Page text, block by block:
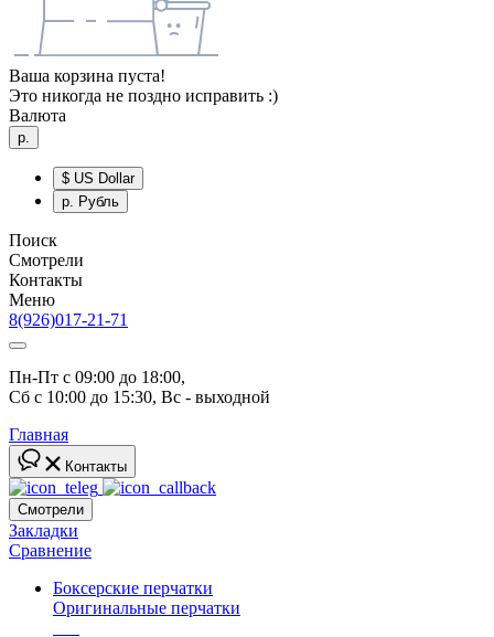
Ваша корзина пуста!
Это никогда не поздно исправить :)
Валюта
р.
$ US Dollar
р. Рубль
Поиск
Смотрели
Контакты
Меню
8(926)017-21-71
Пн-Пт с 09:00 до 18:00,
Сб с 10:00 до 15:30, Вс - выходной
Главная
Контакты
Смотрели
Закладки
Сравнение
Боксерские перчатки
Оригинальные перчатки